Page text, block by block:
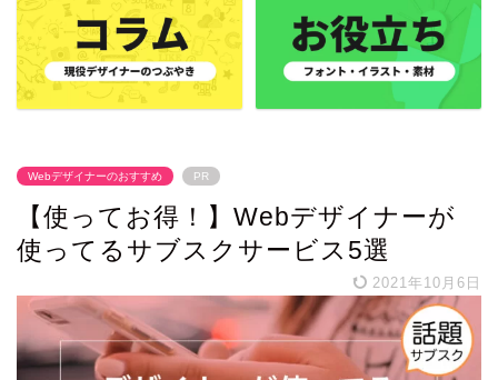
Webデザイナーのおすすめ PR
【使ってお得！】Webデザイナーが
使ってるサブスクサービス5選
2021年10月6日